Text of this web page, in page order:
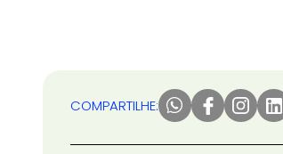
COMPARTILHE: